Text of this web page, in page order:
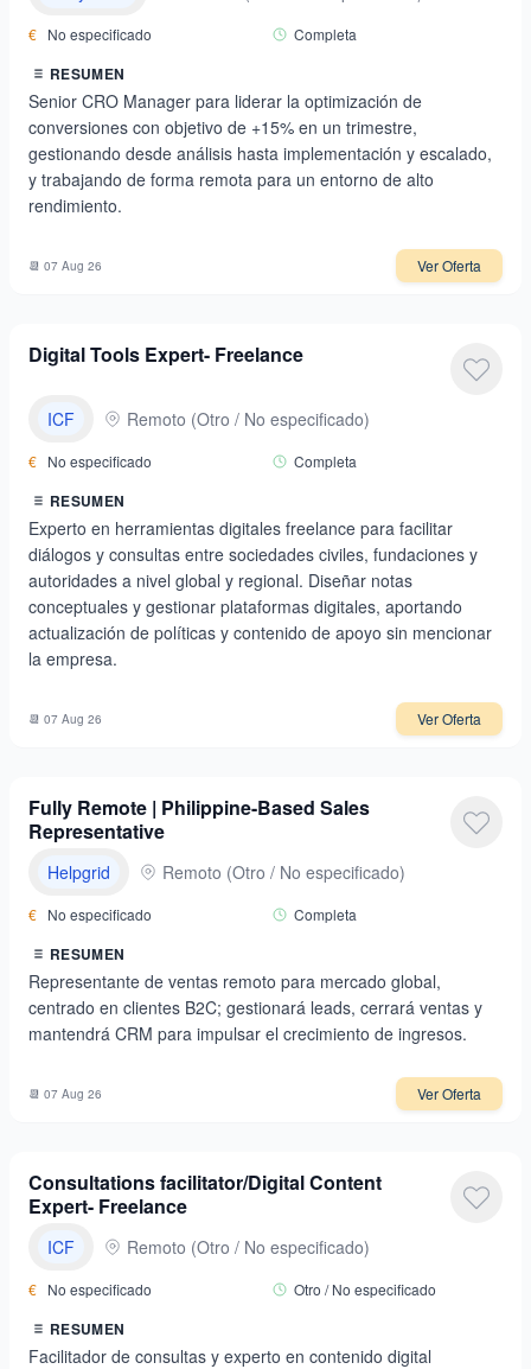
€ No especificado Completa
RESUMEN
Senior CRO Manager para liderar la optimización de
conversiones con objetivo de +15% en un trimestre,
gestionando desde análisis hasta implementación y escalado,
y trabajando de forma remota para un entorno de alto
rendimiento.
📆 07 Aug 26 Ver Oferta
Digital Tools Expert- Freelance
ICF Remoto (Otro / No especificado)
€ No especificado Completa
RESUMEN
Experto en herramientas digitales freelance para facilitar
diálogos y consultas entre sociedades civiles, fundaciones y
autoridades a nivel global y regional. Diseñar notas
conceptuales y gestionar plataformas digitales, aportando
actualización de políticas y contenido de apoyo sin mencionar
la empresa.
📆 07 Aug 26 Ver Oferta
Fully Remote | Philippine-Based Sales
Representative
Helpgrid Remoto (Otro / No especificado)
€ No especificado Completa
RESUMEN
Representante de ventas remoto para mercado global,
centrado en clientes B2C; gestionará leads, cerrará ventas y
mantendrá CRM para impulsar el crecimiento de ingresos.
📆 07 Aug 26 Ver Oferta
Consultations facilitator/Digital Content
Expert- Freelance
ICF Remoto (Otro / No especificado)
€ No especificado Otro / No especificado
RESUMEN
Facilitador de consultas y experto en contenido digital